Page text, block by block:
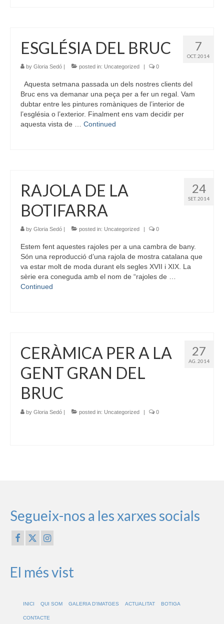
7
OCT. 2014
ESGLÉSIA DEL BRUC
by Gloria Sedó | posted in: Uncategorized | 0
Aquesta setmana passada un dels nostres clients del
Bruc ens va demanar una peça per a fer un regal. Vam
dubtar entre les pintures romàniques de l’interior de
l’església o l’exterior. Finalment ens vam decidir per
aquesta vista de … Continued
24
SET. 2014
RAJOLA DE LA
BOTIFARRA
by Gloria Sedó posted in: Uncategorized 0
Estem fent aquestes rajoles per a una cambra de bany.
Són una reproducció d’una rajola de mostra catalana que
va estar molt de moda durant els segles XVII i XIX. La
sèrie era coneguda amb el nom de “rajoles de …
Continued
27
AG. 2014
CERÀMICA PER A LA
GENT GRAN DEL
BRUC
by Gloria Sedó | posted in: Uncategorized | 0
Segueix-nos a les xarxes socials
El més vist
INICI QUI SOM GALERIA D’IMATGES ACTUALITAT BOTIGA
CONTACTE